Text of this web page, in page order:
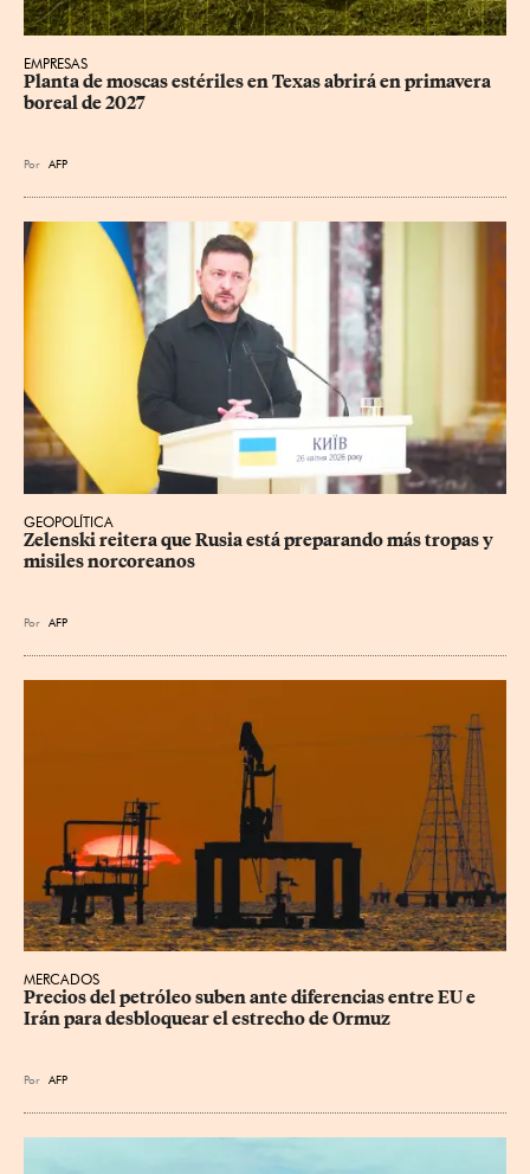
EMPRESAS
Planta de moscas estériles en Texas abrirá en primavera
boreal de 2027
Por AFP
GEOPOLÍTICA
Zelenski reitera que Rusia está preparando más tropas y
misiles norcoreanos
Por AFP
MERCADOS
Precios del petróleo suben ante diferencias entre EU e
Irán para desbloquear el estrecho de Ormuz
Por AFP